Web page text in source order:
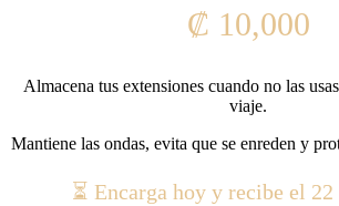
₡ 10,000
Almacena tus extensiones cuando no las
viaje.
Mantiene las ondas, evita que se enreden y
⏳ Encarga hoy y recibe el 22